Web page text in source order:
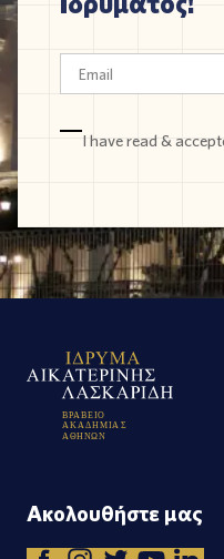
I have read &
ΒΡΑΒΕΙΟ
ΑΚΑΔΗΜΙΑ Σ
Α ΘΗΝΩΝ
Ακολουθήστε μας